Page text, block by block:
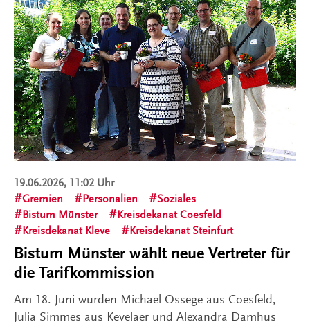
19.06.2026, 11:02 Uhr
Gremien
Personalien
Soziales
Bistum Münster
Kreisdekanat Coesfeld
Kreisdekanat Kleve
Kreisdekanat Steinfurt
Bistum Münster wählt neue Vertreter für
die Tarifkommission
Am 18. Juni wurden Michael Ossege aus Coesfeld,
Julia Simmes aus Kevelaer und Alexandra Damhus